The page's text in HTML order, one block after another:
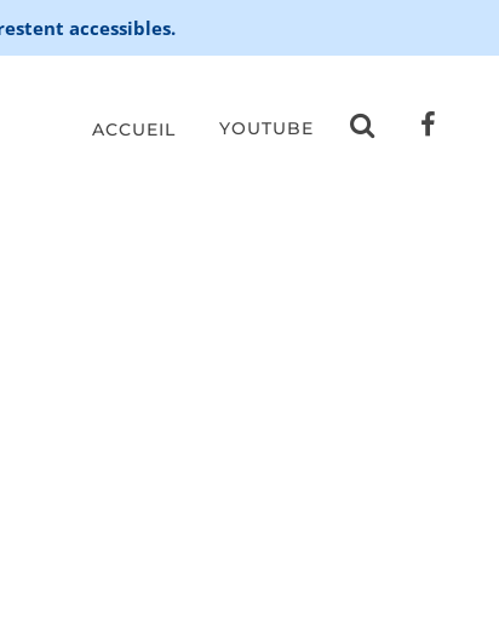
accessibles.
ACCUEIL YOUTUBE